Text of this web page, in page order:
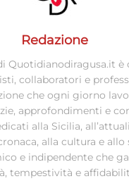
su dispositivo e/o
Utilizzare profili per la
profili per la selezione di
e migliorare i servizi,
dei contenuti.
dati provenienti da altre
diversi dispositivi,
Redazione
Quotidianodiragusa.it è
collaboratori e
che ogni giorno
approfondimenti e
alla Sicilia,
alla cultura e allo
e indipendente che
tempestività e